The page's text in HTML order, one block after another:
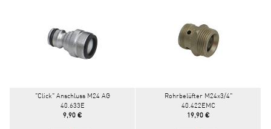
"Click" Anschluss M24 AG
40.633E
9,90 €
Rohrbelüfter M24x3/4"
40.422EMC
19,90 €